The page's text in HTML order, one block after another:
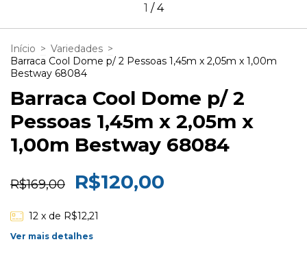
1 /4
Início > Variedades >
Barraca Cool Dome p/ 2 Pessoas 1,45m x 2,05m x 1,00m
Bestway 68084
Barraca Cool Dome p/ 2
Pessoas 1,45m x 2,05m x
1,00m Bestway 68084
R$169,00 R$120,00
12 x de R$12,21
Ver mais detalhes